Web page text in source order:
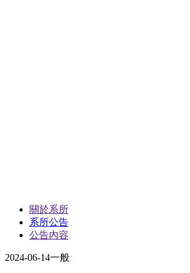
關於系所
系所公告
公告內容
2024-06-14一般